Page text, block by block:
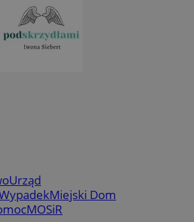
Urząd
Miejski Dom
MOSiR